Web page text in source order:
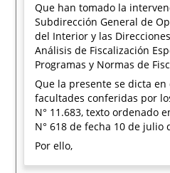
Que han tomado la
Subdirección General de
del Interior y las
Análisis de Fiscalización
Programas y Normas de
Que la presente se dicta en
facultades conferidas por
N° 11.683, texto ordenado
N° 618 de fecha 10 de julio
Por ello,